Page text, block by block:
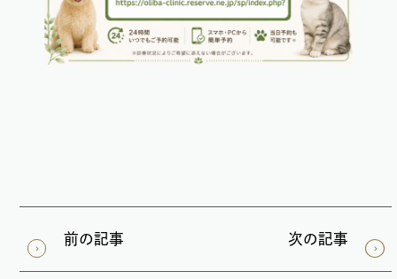
前の記事 次の記事